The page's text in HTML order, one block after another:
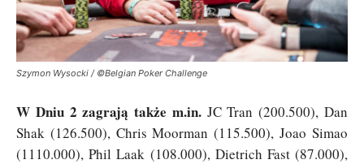
Szymon Wysocki / ©Belgian Poker Challenge
W Dniu 2 zagrają także m.in.JC Tran (200.500), Dan
Shak (126.500), Chris Moorman (115.500), Joao Simao
(1110.000), Phil Laak (108.000), Dietrich Fast (87.000),